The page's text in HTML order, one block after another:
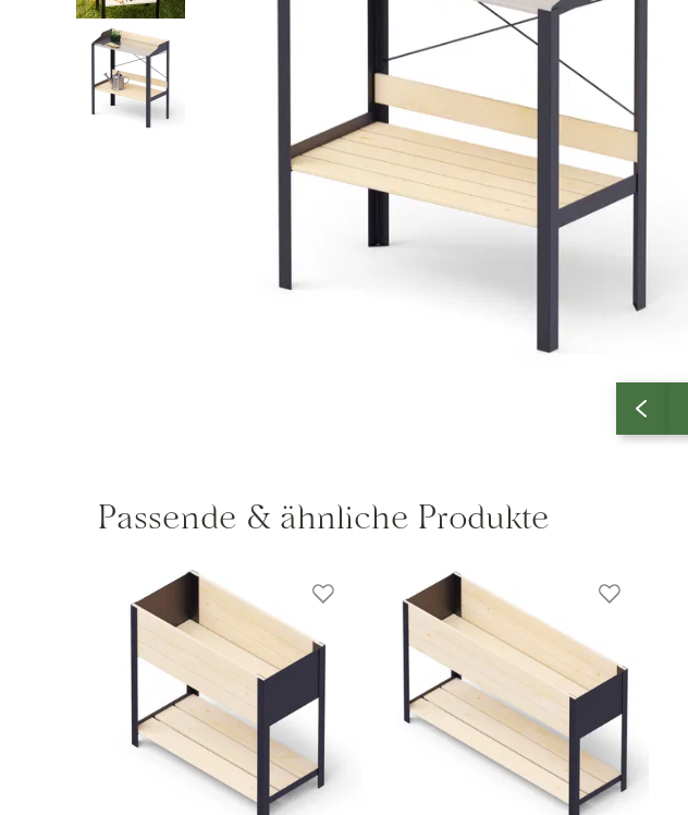
Passende & ähnliche Produkte